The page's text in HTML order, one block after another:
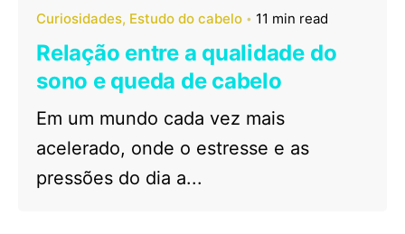
Curiosidades Estudo do cabelo 11 min read
Relação entre a qualidade do
sono e queda de cabelo
Em um mundo cada vez mais
acelerado, onde o estresse e as
pressões do dia a...